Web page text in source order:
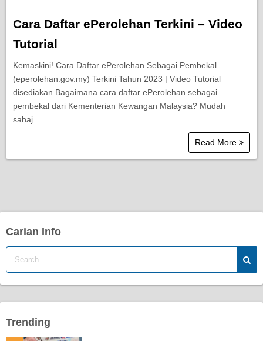
Cara Daftar ePerolehan Terkini – Video
Tutorial
Kemaskini! Cara Daftar ePerolehan Sebagai Pembekal
(eperolehan.gov.my) Terkini Tahun 2023 | Video Tutorial
disediakan Bagaimana cara daftar ePerolehan sebagai
pembekal dari Kementerian Kewangan Malaysia? Mudah
sahaj…
Read More
Carian Info
Trending